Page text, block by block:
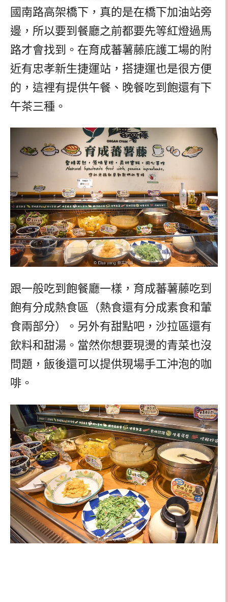
國南路高架橋下，真的是在橋下加油站旁
邊，所以要到餐廳之前都要先等紅燈過馬
路才會找到。在育成蕃薯藤庇護工場的附
近有忠孝新生捷運站，搭捷運也是很方便
的，這裡有提供午餐、晚餐吃到飽還有下
午茶三種。
跟一般吃到飽餐廳一樣，育成蕃薯藤吃到
飽有分成熱食區（熱食還有分成素食和葷
食兩部分）。另外有甜點吧，沙拉區還有
飲料和甜湯。當然你想要現燙的青菜也沒
問題，飯後還可以提供現場手工沖泡的咖
啡。